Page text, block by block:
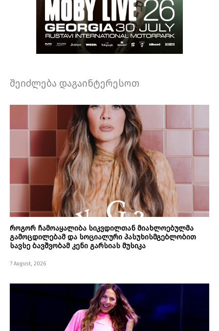
შეიძლება დაგაინტერესოთ
როგორ ჩამოაყალიბა სიკვდილთან მიახლოებულმა
გამოცდილებამ და სოციალური პასუხისმგებლობით
სავსე ბავშვობამ კენი გარსიას მუსიკა
7 August, 2026